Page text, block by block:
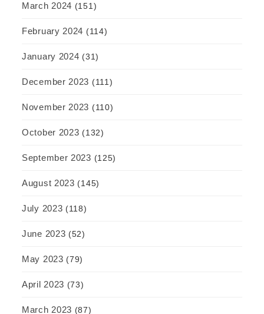
March 2024 (151)
February 2024 (114)
January 2024 (31)
December 2023 (111)
November 2023 (110)
October 2023 (132)
September 2023 (125)
August 2023 (145)
July 2023 (118)
June 2023 (52)
May 2023 (79)
April 2023 (73)
March 2023 (87)